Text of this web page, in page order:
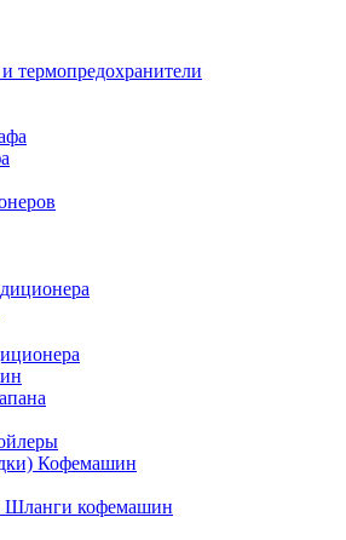
термопредохранители
Кофемашин
Шланги кофемашин